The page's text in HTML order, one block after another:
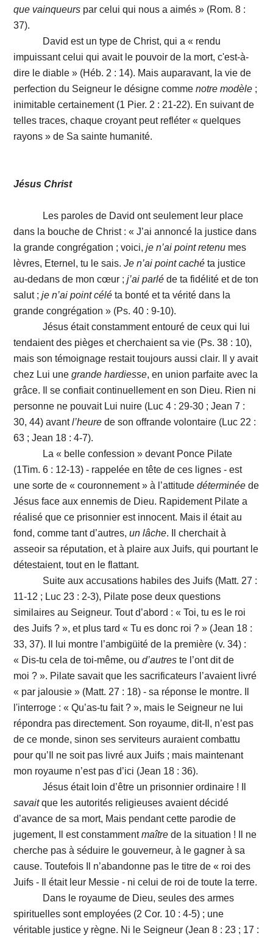
que vainqueurs par celui qui nous a aimés » (Rom. 8 :
37).
David est un type de Christ, qui a « rendu
impuissant celui qui avait le pouvoir de la mort, c'est-à-
dire le diable » (Héb. 2 : 14). Mais auparavant, la vie de
perfection du Seigneur le désigne commenotre modèle ;
inimitable certainement (1 Pier. 2 : 21-22). En suivant de
telles traces, chaque croyant peut refléter « quelques
rayons » de Sa sainte humanité.
Jésus Christ
Les paroles de David ont seulement leur place
dans la bouche de Christ : « J’ai annoncé la justice dans
la grande congrégation ; voici,je n’ai point retenu mes
lèvres, Eternel, tu le sais.Je n’ai point cachéta justice
au-dedans de mon cœur ;j’ai parlé de ta fidélité et de ton
salut ;je n’ai point célé ta bonté et ta vérité dans la
grande congrégation » (Ps. 40 : 9-10).
Jésus était constamment entouré de ceux qui lui
tendaient des pièges et cherchaient sa vie (Ps. 38 : 10),
mais son témoignage restait toujours aussi clair. Il y avait
chez Lui unegrande hardiesse, en union parfaite avec la
grâce. Il se confiait continuellement en son Dieu. Rien ni
personne ne pouvait Lui nuire (Luc 4 : 29-30 ; Jean 7 :
30, 44) avantl’heure de son offrande volontaire (Luc 22 :
63 ; Jean 18 : 4-7).
La « belle confession » devant Ponce Pilate
(1Tim. 6 : 12-13) - rappelée en tête de ces lignes - est
une sorte de « couronnement » à l’attitudedéterminée de
Jésus face aux ennemis de Dieu. Rapidement Pilate a
réalisé que ce prisonnier est innocent. Mais il était au
fond, comme tant d’autres,un lâche. Il cherchait à
asseoir sa réputation, et à plaire aux Juifs, qui pourtant le
détestaient, tout en le flattant.
Suite aux accusations habiles des Juifs (Matt. 27 :
11-12 ; Luc 23 : 2-3), Pilate pose deux questions
similaires au Seigneur. Tout d’abord : « Toi, tu es le roi
des Juifs ? », et plus tard « Tu es donc roi ? » (Jean 18 :
33, 37). Il lui montre l’ambigüité de la première (v. 34) :
« Dis-tu cela de toi-même, oud’autres te l’ont dit de
moi ? ». Pilate savait que les sacrificateurs l’avaient livré
« par jalousie » (Matt. 27 : 18) - sa réponse le montre. Il
l'interroge : « Qu’as-tu fait ? », mais le Seigneur ne lui
répondra pas directement. Son royaume, dit-Il, n’est pas
de ce monde, sinon ses serviteurs auraient combattu
pour qu’Il ne soit pas livré aux Juifs ; mais maintenant
mon royaume n’est pas d’ici (Jean 18 : 36).
Jésus était loin d’être un prisonnier ordinaire ! Il
savaitque les autorités religieuses avaient décidé
d’avance de sa mort, Mais pendant cette parodie de
jugement, Il est constammentmaître de la situation ! Il ne
cherche pas à séduire le gouverneur, à le gagner à sa
cause. Toutefois Il n’abandonne pas le titre de « roi des
Juifs - Il était leur Messie - ni celui de roi de toute la terre.
Dans le royaume de Dieu, seules des armes
spirituelles sont employées (2 Cor. 10 : 4-5) ; une
véritable justice y règne. Ni le Seigneur (Jean 8 : 23 ; 17 :